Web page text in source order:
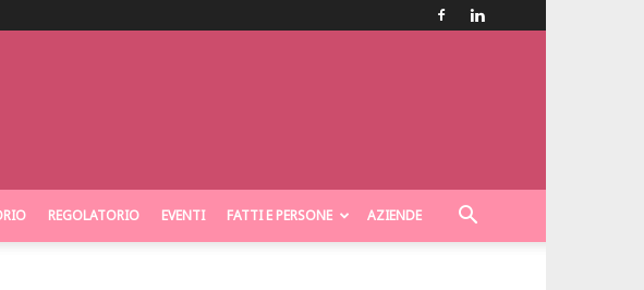
REGOLATORIO EVENTI FATTI E PERSONE AZIENDE